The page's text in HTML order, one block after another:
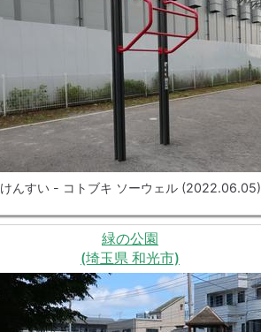
けんすい - コトブキ ソーウェル (2022.06.05)
緑の公園
(埼玉県 和光市)